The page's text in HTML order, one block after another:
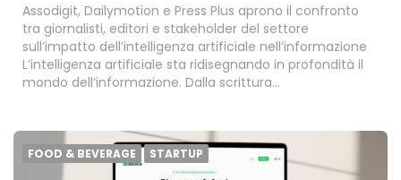
Assodigit, Dailymotion e Press Plus aprono il confronto
tra giornalisti, editori e stakeholder del settore
sull’impatto dell’intelligenza artificiale nell’informazione
L’intelligenza artificiale sta ridisegnando in profondità il
mondo dell’informazione. Dalla scrittura…
FOOD & BEVERAGE STARTUP